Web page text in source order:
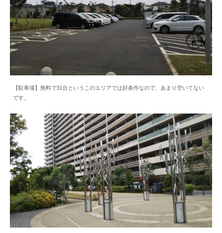
【駐車場】無料で31台というこのエリアでは好条件なので、あまり空いてない
です。